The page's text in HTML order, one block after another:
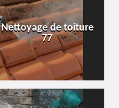
Nettoyage de toiture
77